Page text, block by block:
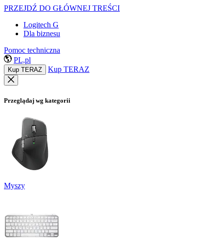
PRZEJDŹ DO GŁÓWNEJ TREŚCI
Logitech G
Dla biznesu
Pomoc techniczna
PL,pl
Kup TERAZ Kup TERAZ
Przeglądaj wg kategorii
Myszy